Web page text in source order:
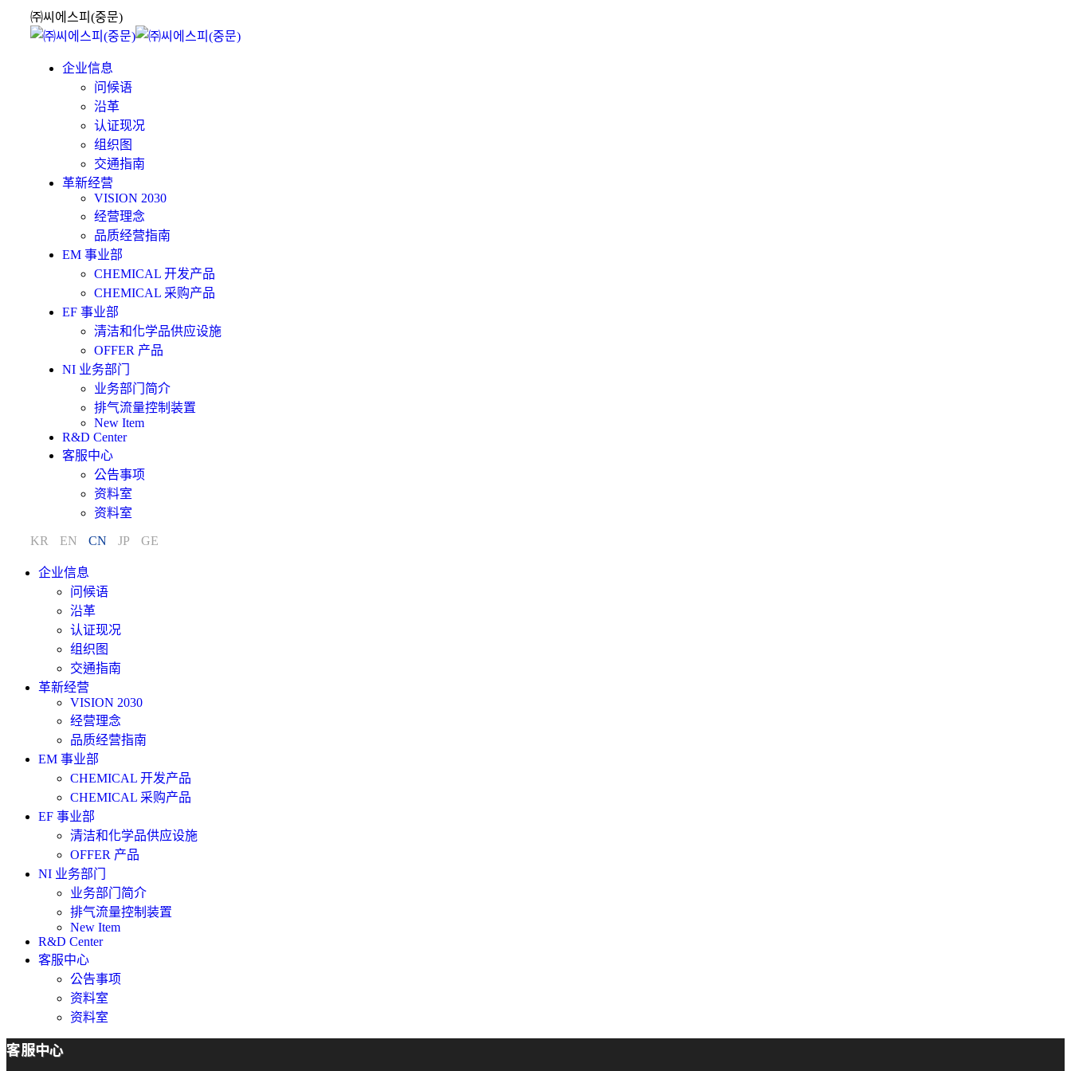
content
㈜씨에스피(중문)
企业信息
问候语
沿革
认证现况
组织图
交通指南
革新经营
VISION 2030
经营理念
品质经营指南
EM 事业部
CHEMICAL 开发产品
CHEMICAL 采购产品
EF 事业部
清洁和化学品供应设施
OFFER 产品
NI 业务部门
业务部门简介
排气流量控制装置
New Item
R&D Center
客服中心
公告事项
资料室
资料室
KR EN CN JP GE
企业信息
问候语
沿革
认证现况
组织图
交通指南
革新经营
VISION 2030
经营理念
品质经营指南
EM 事业部
CHEMICAL 开发产品
CHEMICAL 采购产品
EF 事业部
清洁和化学品供应设施
OFFER 产品
NI 业务部门
业务部门简介
排气流量控制装置
New Item
R&D Center
客服中心
公告事项
资料室
资料室
客服中心